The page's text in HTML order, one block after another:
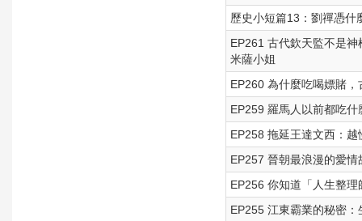
歷史小短篇13：劉禪憑什
EP261 古代欽天監不是
米薩小姐
EP260 為什麼吃喝嫖賭
EP259 羅馬人以前都吃
EP258 拖延王達文西：
EP257 晉朝最浪漫的愛
EP256 你知道「人生整
EP255 江東霸業的秘密